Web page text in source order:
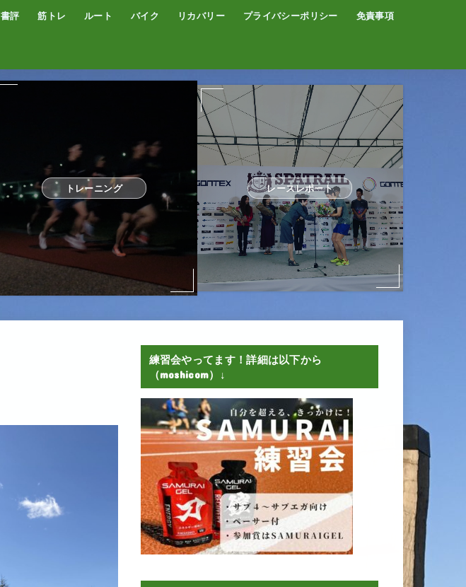
書評 筋トレ ルート バイク リカバリー プライバシーポリシー 免責事項
トレーニング レースレポート
練習会やってます！詳細は以下から
（moshicom）↓